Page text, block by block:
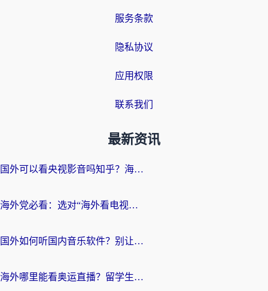
服务条款
隐私协议
应用权限
联系我们
最新资讯
国外可以看央视影音吗知乎？海外党亲测有效的回国加速方案
海外党必看：选对“海外看电视剧软件”，再也不用愁国内剧刷不了
国外如何听国内音乐软件？别让地域限制，断了你的中文歌单
海外哪里能看奥运直播？留学生&海外华人必看的体育赛事观赛终极指南